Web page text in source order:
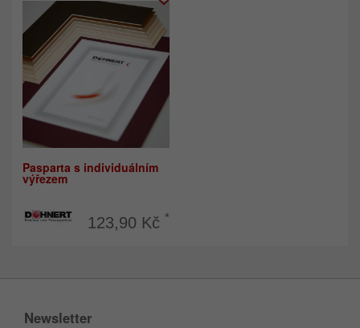
Pasparta s individuálním
výřezem
123,90 Kč *
Newsletter